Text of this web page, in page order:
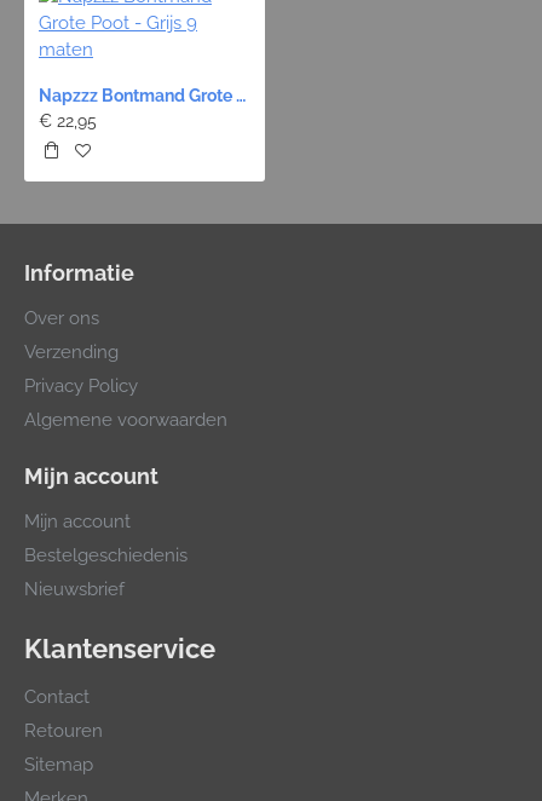
Napzzz Bontmand Grote Poot - Grijs 9 maten
€ 22,95
Informatie
Over ons
Verzending
Privacy Policy
Algemene voorwaarden
Mijn account
Mijn account
Bestelgeschiedenis
Nieuwsbrief
Klantenservice
Contact
Retouren
Sitemap